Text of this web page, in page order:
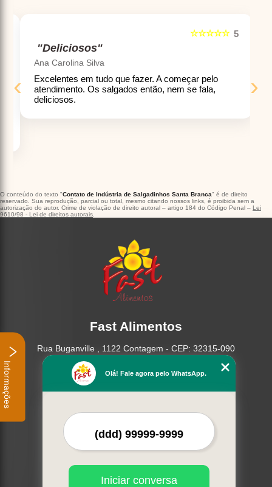
5
☆☆☆☆☆
"Deliciosos"
Ana Carolina Silva
Excelentes em tudo que fazer. A começar pelo
atendimento. Os salgados então, nem se fala,
deliciosos.
‹ ›
O conteúdo do texto "Contato de Indústria de Salgadinhos Santa Branca" é de direito
reservado. Sua reprodução, parcial ou total, mesmo citando nossos links, é proibida sem a
autorização do autor. Crime de violação de direito autoral – artigo 184 do Código Penal – Lei
9610/98 - Lei de direitos autorais.
Fast Alimentos
Rua Buganville , 1122 Contagem - CEP: 32315-090
(31) 2553-1122
Empresa
Missão
Produtos
Contato
Olá! Fale agora pelo WhatsApp.
Iniciar conversa
Informações